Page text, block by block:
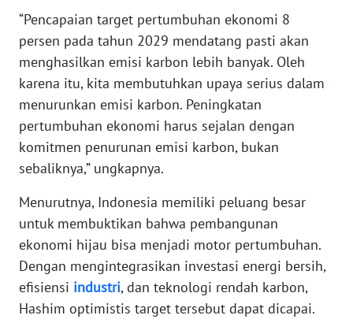
“Pencapaian target pertumbuhan ekonomi 8
persen pada tahun 2029 mendatang pasti akan
menghasilkan emisi karbon lebih banyak. Oleh
karena itu, kita membutuhkan upaya serius dalam
menurunkan emisi karbon. Peningkatan
pertumbuhan ekonomi harus sejalan dengan
komitmen penurunan emisi karbon, bukan
sebaliknya,” ungkapnya.
Menurutnya, Indonesia memiliki peluang besar
untuk membuktikan bahwa pembangunan
ekonomi hijau bisa menjadi motor pertumbuhan.
Dengan mengintegrasikan investasi energi bersih,
efisiensi industri, dan teknologi rendah karbon,
Hashim optimistis target tersebut dapat dicapai.
DISCLAIMER
News
Regional
SUMUT
WN
JAKARTA
WN